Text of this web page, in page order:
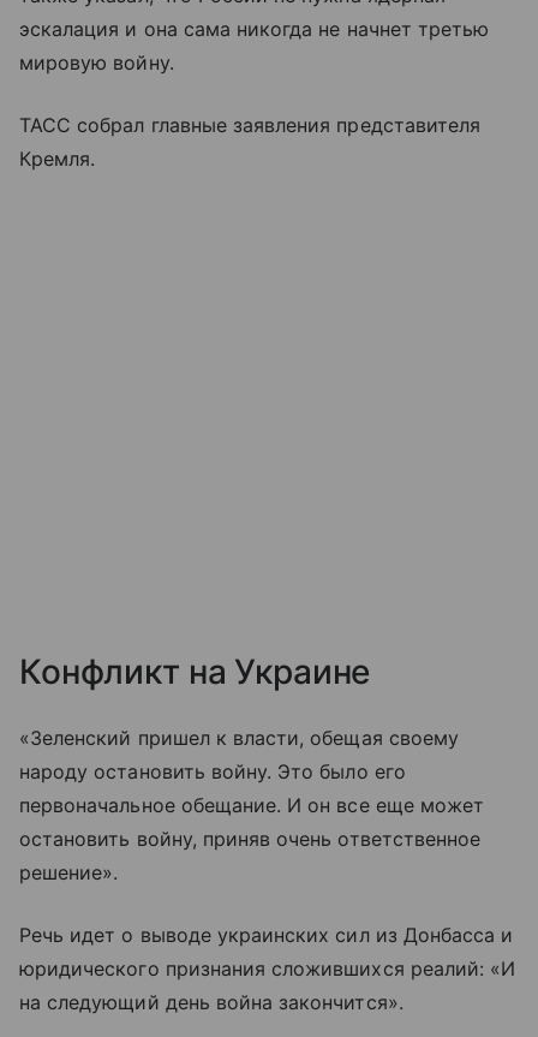
эскалация и она сама никогда не начнет третью
мировую войну.
ТАСС собрал главные заявления представителя
Кремля.
Конфликт на Украине
«Зеленский пришел к власти, обещая своему
народу остановить войну. Это было его
первоначальное обещание. И он все еще может
остановить войну, приняв очень ответственное
решение».
Речь идет о выводе украинских сил из Донбасса и
юридического признания сложившихся реалий: «И
на следующий день война закончится».